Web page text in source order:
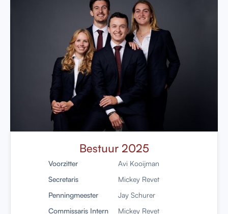
Bestuur 2025
Voorzitter
Avi Kooijman
Secretaris
Mickey Revet
Penningmeester
Jay Schurer
Commissaris Intern
Mickey Revet